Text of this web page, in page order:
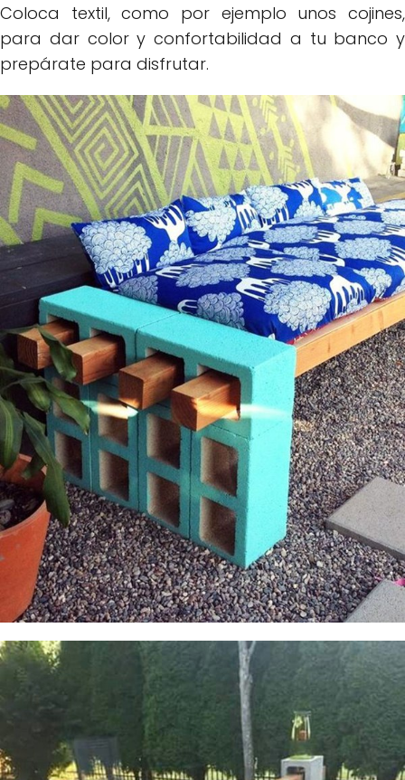
Coloca textil, como por ejemplo unos cojines,
para dar color y confortabilidad a tu banco y
prepárate para disfrutar.